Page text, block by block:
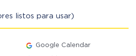
listos para usar)
Google Calendar